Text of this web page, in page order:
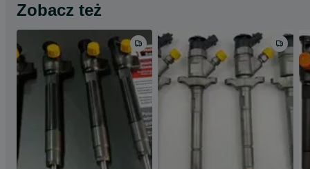
Zobacz też